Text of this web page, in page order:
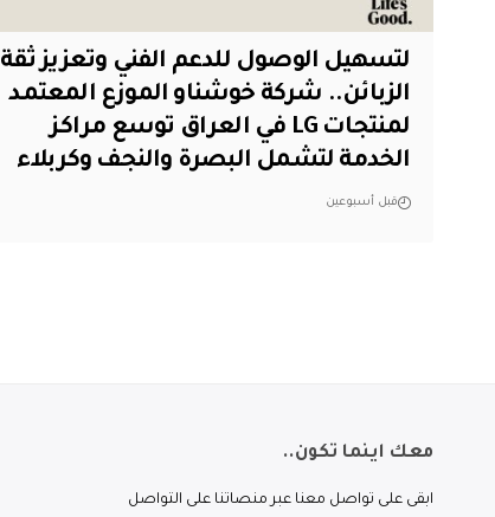
لتسهيل الوصول للدعم الفني وتعزيز ثقة
الزبائن.. شركة خوشناو الموزع المعتمد
لمنتجات LG في العراق توسع مراكز
الخدمة لتشمل البصرة والنجف وكربلاء
قبل أسبوعين
معك اينما تكون..
ابقى على تواصل معنا عبر منصاتنا على التواصل